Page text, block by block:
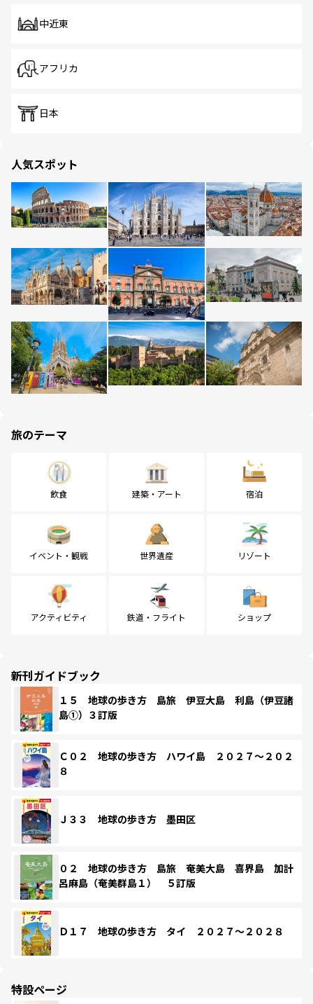
中近東
アフリカ
日本
人気スポット
旅のテーマ
飲食 建築・アート 宿泊
イベント・観戦 世界遺産 リゾート
アクティビティ 鉄道・フライト ショップ
新刊ガイドブック
１５ 地球の歩き方 島旅 伊豆大島 利島（伊豆諸
島①）３訂版
Ｃ０２ 地球の歩き方 ハワイ島 ２０２７～２０２
８
Ｊ３３ 地球の歩き方 墨田区
０２ 地球の歩き方 島旅 奄美大島 喜界島 加計
呂麻島（奄美群島１） ５訂版
Ｄ１７ 地球の歩き方 タイ ２０２７～２０２８
特設ページ